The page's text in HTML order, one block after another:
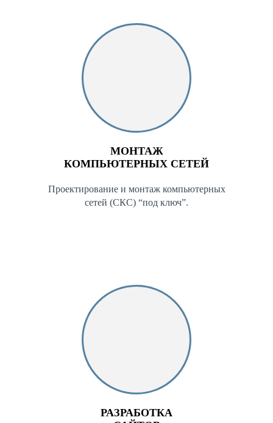
МОНТАЖ
КОМПЬЮТЕРНЫХ СЕТЕЙ
Проектирование и монтаж компьютерных
сетей (СКС) “под ключ”.
РАЗРАБОТКА